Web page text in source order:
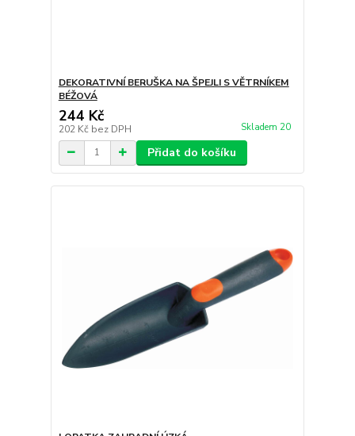
DEKORATIVNÍ BERUŠKA NA ŠPEJLI S VĚTRNÍKEM
BÉŽOVÁ
244 Kč
202 Kč bez DPH Skladem 20
Přidat do košíku